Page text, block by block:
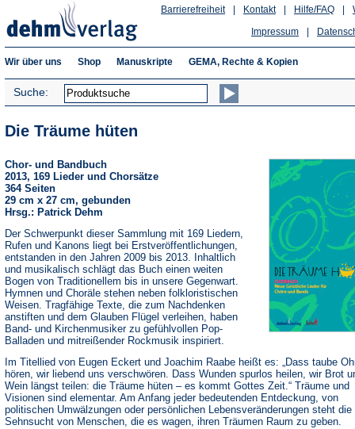
Hilfe/FAQ
Kontakt
Barrierefreiheit
Impressum
Wir über uns Shop Manuskripte GEMA, Rechte & Kopien
Suche:
Die Träume hüten
Chor- und Bandbuch
2013, 169 Lieder und Chorsätze
364 Seiten
29 cm x 27 cm, gebunden
Hrsg.: Patrick Dehm
Der Schwerpunkt dieser Sammlung mit 169 Liedern,
Rufen und Kanons liegt bei Erstveröffentlichungen,
entstanden in den Jahren 2009 bis 2013. Inhaltlich
und musikalisch schlägt das Buch einen weiten
Bogen von Traditionellem bis in unsere Gegenwart.
Hymnen und Choräle stehen neben folkloristischen
Weisen. Tragfähige Texte, die zum Nachdenken
anstiften und dem Glauben Flügel verleihen, haben
Band- und Kirchenmusiker zu gefühlvollen Pop-
Balladen und mitreißender Rockmusik inspiriert.
Im Titellied von Eugen Eckert und Joachim Raabe heißt es: „Dass taube
hören, wir liebend uns verschwören. Dass Wunden spurlos heilen, wir Brot
Wein längst teilen: die Träume hüten – es kommt Gottes Zeit.“ Träume und
Visionen sind elementar. Am Anfang jeder bedeutenden Entdeckung, von
politischen Umwälzungen oder persönlichen Lebensveränderungen steht die
Sehnsucht von Menschen, die es wagen, ihren Träumen Raum zu geben.